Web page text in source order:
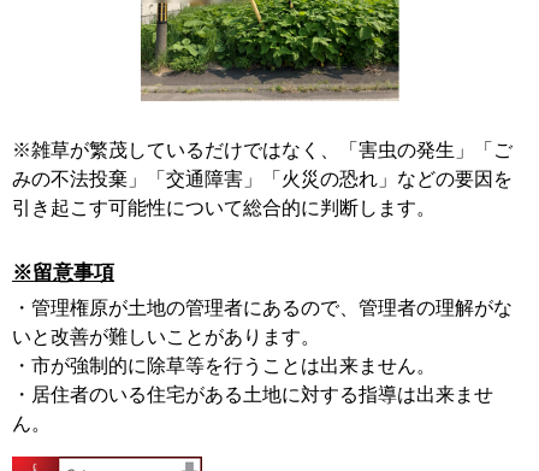
※雑草が繁茂しているだけではなく、「害虫の発生」「ご
みの不法投棄」「交通障害」「火災の恐れ」などの要因を
引き起こす可能性について総合的に判断します。
※留意事項
・管理権原が土地の管理者にあるので、管理者の理解がな
いと改善が難しいことがあります。
・市が強制的に除草等を行うことは出来ません。
・居住者のいる住宅がある土地に対する指導は出来ませ
ん。